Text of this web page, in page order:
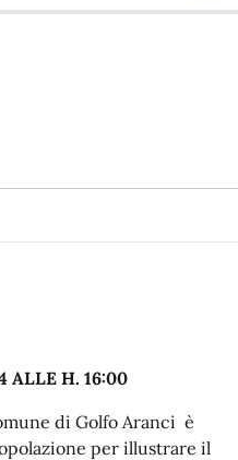
ALLE H. 16:00
di Golfo Aranci è
per illustrare il